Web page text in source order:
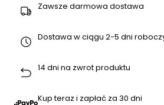
Zawsze darmowa dostawa
Dostawa w ciągu 2-5 dni
14 dni na zwrot produktu
Kup teraz i zapłać za 30 dni